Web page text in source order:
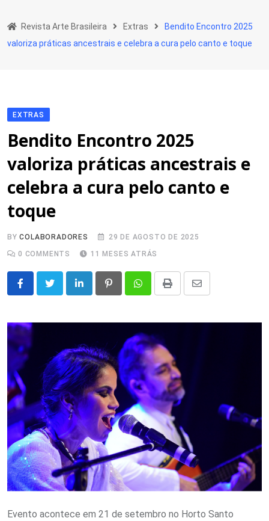
to
content
Revista Arte Brasileira Extras
Bendito Encontro 2025
valoriza práticas ancestrais e celebra a cura pelo canto e toque
EXTRAS
Bendito Encontro 2025
valoriza práticas ancestrais e
celebra a cura pelo canto e
toque
BYCOLABORADORES
29 DE AGOSTO DE 2025
0 COMMENTS 11 MESES ATRÁS
LinkedIn PinterestWhatsappPrint
Share
Email
Evento acontece em 21 de setembro no Horto Santo